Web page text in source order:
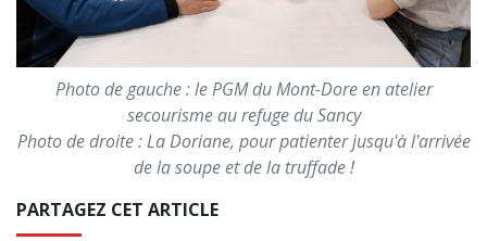
Photo de gauche : le PGM du Mont-Dore en atelier
secourisme au refuge du Sancy
Photo de droite : La Doriane, pour patienter jusqu'à l'arrivée
de la soupe et de la truffade !
PARTAGEZ CET ARTICLE